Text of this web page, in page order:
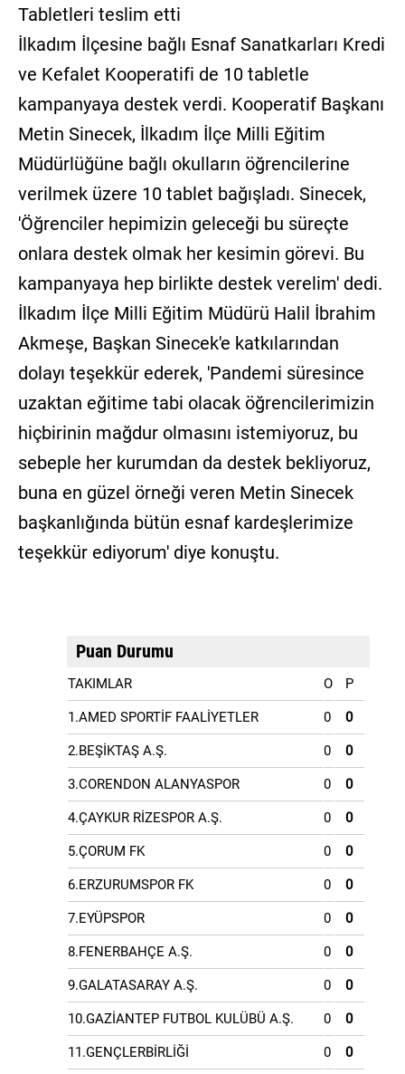
Tabletleri teslim etti
İlkadım İlçesine bağlı Esnaf Sanatkarları Kredi
ve Kefalet Kooperatifi de 10 tabletle
kampanyaya destek verdi. Kooperatif Başkanı
Metin Sinecek, İlkadım İlçe Milli Eğitim
Müdürlüğüne bağlı okulların öğrencilerine
verilmek üzere 10 tablet bağışladı. Sinecek,
'Öğrenciler hepimizin geleceği bu süreçte
onlara destek olmak her kesimin görevi. Bu
kampanyaya hep birlikte destek verelim' dedi.
İlkadım İlçe Milli Eğitim Müdürü Halil İbrahim
Akmeşe, Başkan Sinecek'e katkılarından
dolayı teşekkür ederek, 'Pandemi süresince
uzaktan eğitime tabi olacak öğrencilerimizin
hiçbirinin mağdur olmasını istemiyoruz, bu
sebeple her kurumdan da destek bekliyoruz,
buna en güzel örneği veren Metin Sinecek
başkanlığında bütün esnaf kardeşlerimize
teşekkür ediyorum' diye konuştu.
Puan Durumu
TAKIMLAR O P
1.AMED SPORTİF FAALİYETLER 0 0
2.BEŞİKTAŞ A.Ş. 0 0
3.CORENDON ALANYASPOR 0 0
4.ÇAYKUR RİZESPOR A.Ş. 0 0
5.ÇORUM FK 0 0
6.ERZURUMSPOR FK 0 0
7.EYÜPSPOR 0 0
8.FENERBAHÇE A.Ş. 0 0
9.GALATASARAY A.Ş. 0 0
10.GAZİANTEP FUTBOL KULÜBÜ A.Ş. 0 0
11.GENÇLERBİRLİĞİ 0 0